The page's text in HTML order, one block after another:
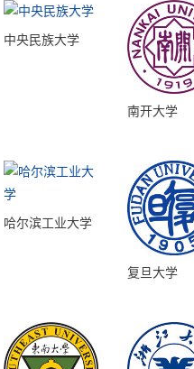
中央民族大学
南开大学
哈尔滨工业大学
复旦大学